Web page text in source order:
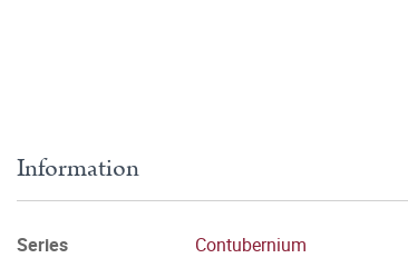
Information
Series
Contubernium